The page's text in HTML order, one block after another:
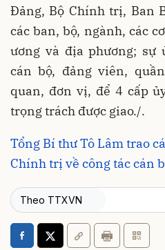
Đảng, Bộ Chính trị, Ban
các ban, bộ, ngành, các
ương và địa phương; sự
cán bộ, đảng viên,
quan, đơn vị, để 4 cấp
trọng trách được giao./.
Tổng Bí thư Tô Lâm trao
Chính trị về công tác cán
Theo TTXVN